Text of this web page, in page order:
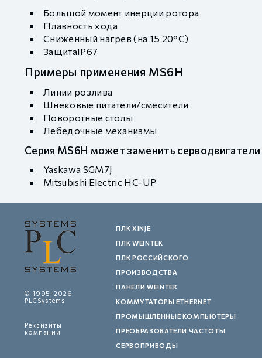
Большой момент инерции ротора
Плавность хода
Сниженный нагрев (на 15 20°C)
ЗащитаIP67
Примеры применения MS6H
Линии розлива
Шнековые питатели/смесители
Поворотные столы
Лебедочные механизмы
Серия MS6H может заменить серводвигатели
Yaskawa SGM7J
Mitsubishi Electric HC-UP
© 1995-2026
PLCSystems
Реквизиты
компании
ПЛК XINJE
ПЛК WEINTEK
ПЛК РОССИЙСКОГО
ПРОИЗВОДСТВА
ПАНЕЛИ WEINTEK
КОММУТАТОРЫ ETHERNET
ПРОМЫШЛЕННЫЕ КОМПЬЮТЕРЫ
ПРЕОБРАЗОВАТЕЛИ ЧАСТОТЫ
СЕРВОПРИВОДЫ